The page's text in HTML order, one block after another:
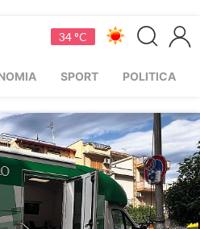
34 °C
SPORT POLITICA